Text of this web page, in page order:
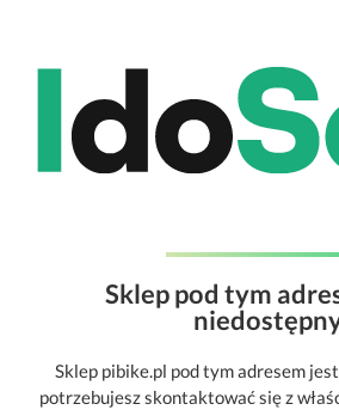
Sklep pod tym
Sklep pibike.pl pod tym adresem
potrzebujesz skontaktować się z